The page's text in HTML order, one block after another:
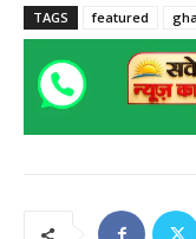
TAGS featured